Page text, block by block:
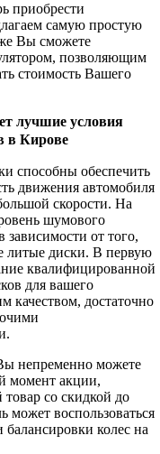
приобрести
самую простую
Вы сможете
позволяющим
стоимость Вашего
лучшие условия
в Кирове
способны обеспечить
движения автомобиля
скорости. На
шумового
от того,
литые диски. В первую
квалифицированной
для вашего
качеством, достаточно
непременно можете
момент акции,
со скидкой до
воспользоваться
колес на